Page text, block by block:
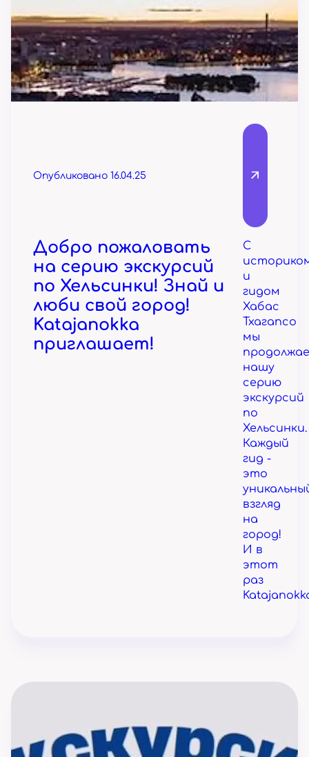
Опубликовано 16.04.25
Добро пожаловать
на серию экскурсий
по Хельсинки! Знай и
люби свой город!
Katajanokka
приглашает!
С
и
гидом
Хабас
Тхагапсо
мы
нашу
серию
экскурсий
по
Хельсинки.
Каждый
гид -
это
взгляд
на
город!
И в
этот
раз